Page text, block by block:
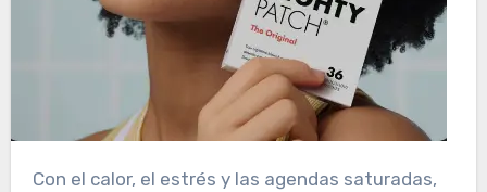
Con el calor, el estrés y las agendas saturadas,